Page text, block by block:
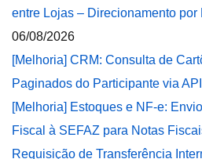
entre Lojas – Direcionamento por
06/08/2026
[Melhoria] CRM: Consulta de
Paginados do Participante via API
[Melhoria] Estoques e NF-e:
Fiscal à SEFAZ para Notas
Requisição de Transferência